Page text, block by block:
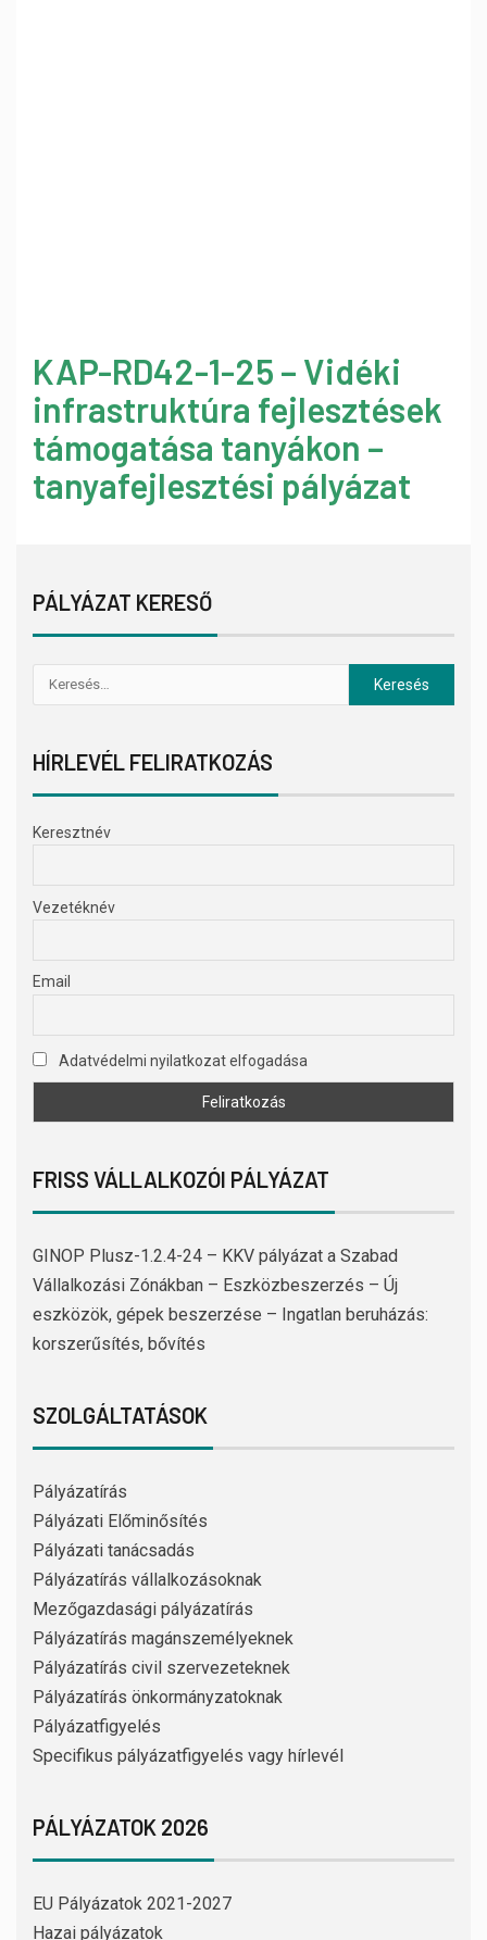
KAP-RD42-1-25 – Vidéki
infrastruktúra fejlesztések
támogatása tanyákon –
tanyafejlesztési pályázat
PÁLYÁZAT KERESŐ
HÍRLEVÉL FELIRATKOZÁS
Keresztnév
Vezetéknév
Email
Adatvédelmi nyilatkozat elfogadása
FRISS VÁLLALKOZÓI PÁLYÁZAT
GINOP Plusz-1.2.4-24 – KKV pályázat a Szabad
Vállalkozási Zónákban – Eszközbeszerzés – Új
eszközök, gépek beszerzése – Ingatlan beruházás:
korszerűsítés, bővítés
SZOLGÁLTATÁSOK
Pályázatírás
Pályázati Előminősítés
Pályázati tanácsadás
Pályázatírás vállalkozásoknak
Mezőgazdasági pályázatírás
Pályázatírás magánszemélyeknek
Pályázatírás civil szervezeteknek
Pályázatírás önkormányzatoknak
Pályázatfigyelés
Specifikus pályázatfigyelés vagy hírlevél
PÁLYÁZATOK 2026
EU Pályázatok 2021-2027
Hazai pályázatok